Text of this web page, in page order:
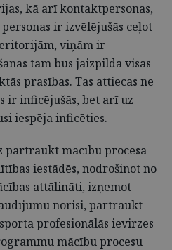
kā arī kontaktpersonas,
ir izvēlējušās ceļot
viņām ir
tām būs jāizpilda visas
prasības. Tas attiecas ne
ir inficējušās, bet arī uz
iespēja inficēties.
pārtraukt mācību procesa
iestādēs, nodrošinot no
attālināti, izņemot
norisi, pārtraukt
profesionālās ievirzes
mācību procesu